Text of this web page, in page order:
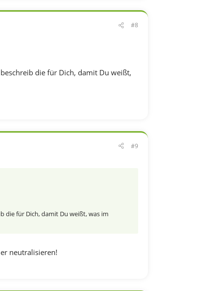
#8
die für Dich, damit Du weißt,
#9
die für Dich, damit Du weißt, was im
neutralisieren!